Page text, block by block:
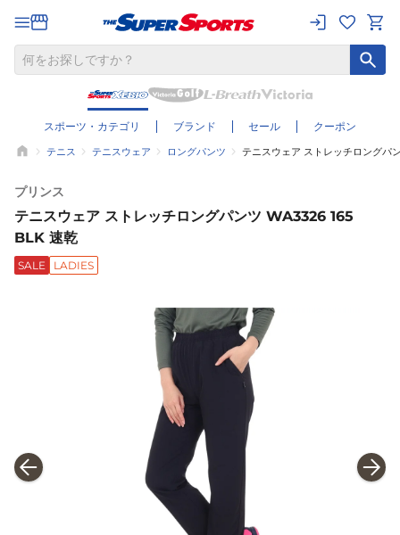
スポーツ・カテゴリ ブランド セール クーポン
テニス テニスウェア ロングパンツ テニスウェア ストレッチロングパ
プリンス
テニスウェア ストレッチロングパンツ WA3326 165
BLK 速乾
SALE LADIES